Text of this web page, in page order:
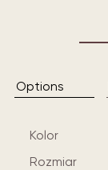
Options
Kolor
Rozmiar